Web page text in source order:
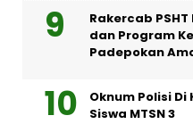
Rakercab
dan Program
Padepokan
Oknum Polisi
Siswa MTSN 3